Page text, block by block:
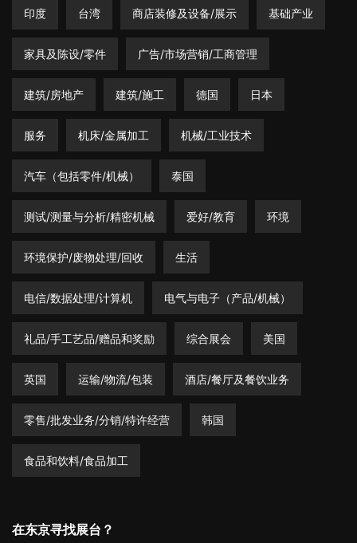
印度 台湾 商店装修及设备/展示 基础产业
家具及陈设/零件 广告/市场营销/工商管理
建筑/房地产 建筑/施工 德国 日本
服务 机床/金属加工 机械/工业技术
汽车（包括零件/机械） 泰国
测试/测量与分析/精密机械 爱好/教育 环境
环境保护/废物处理/回收 生活
电信/数据处理/计算机 电气与电子（产品/机械）
礼品/手工艺品/赠品和奖励 综合展会 美国
英国 运输/物流/包装 酒店/餐厅及餐饮业务
零售/批发业务/分销/特许经营 韩国
食品和饮料/食品加工
在东京寻找展台？